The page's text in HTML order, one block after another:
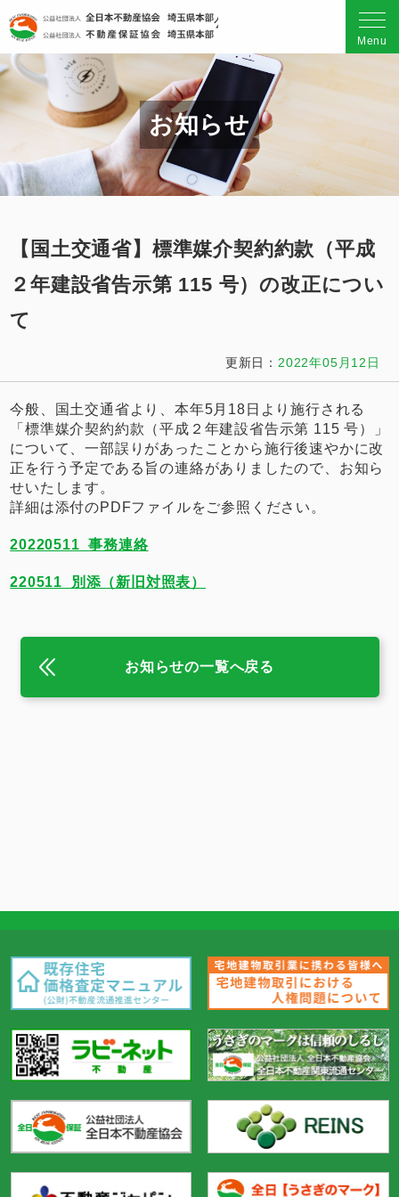
公益社団法人 全日本不動
Menu
お知らせ
【国土交通省】標準媒介契約約款（平成
２年建設省告示第 115 号）の改正につい
て
更新日： 2022年05月12日
今般、国土交通省より、本年5月18日より施行される
「標準媒介契約約款（平成２年建設省告示第 115 号）」
について、一部誤りがあったことから施行後速やかに改
正を行う予定である旨の連絡がありましたので、お知ら
せいたします。
詳細は添付のPDFファイルをご参照ください。
20220511_事務連絡
220511_別添（新旧対照表）
お知らせの一覧へ戻る